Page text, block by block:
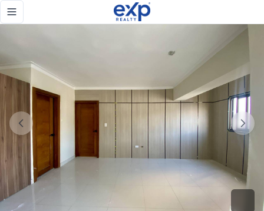
Toggle navigation menu
Apartamento en Venta en Serrallés Nuevo a Pasos del